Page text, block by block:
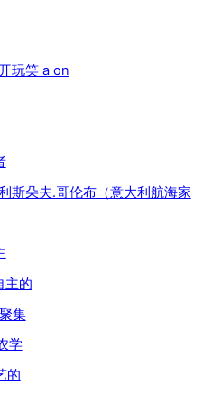
玩笑 a on
朵夫.哥伦布（意大利航海家
主的
集
学
的